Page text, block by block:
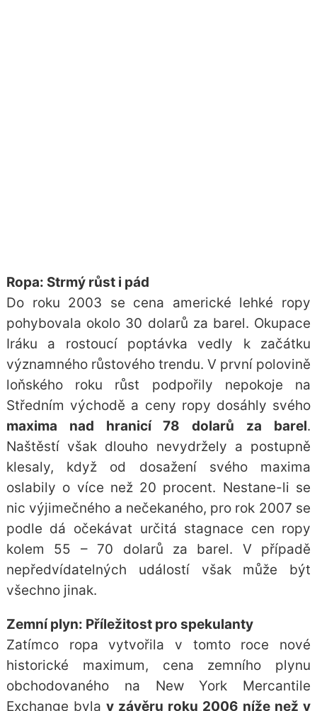
Ropa: Strmý růst i pád
Do roku 2003 se cena americké lehké ropy
pohybovala okolo 30 dolarů za barel. Okupace
Iráku a rostoucí poptávka vedly k začátku
významného růstového trendu. V první polovině
loňského roku růst podpořily nepokoje na
Středním východě a ceny ropy dosáhly svého
maxima nad hranicí 78 dolarů za barel.
Naštěstí však dlouho nevydržely a postupně
klesaly, když od dosažení svého maxima
oslabily o více než 20 procent. Nestane-li se
nic výjimečného a nečekaného, pro rok 2007 se
podle dá očekávat určitá stagnace cen ropy
kolem 55 – 70 dolarů za barel. V případě
nepředvídatelných událostí však může být
všechno jinak.
Zemní plyn: Příležitost pro spekulanty
Zatímco ropa vytvořila v tomto roce nové
historické maximum, cena zemního plynu
obchodovaného na New York Mercantile
Exchange byla v závěru roku 2006 níže než v